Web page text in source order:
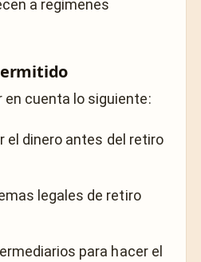
a regímenes
cuenta lo siguiente:
el dinero antes del retiro
legales de retiro
para hacer el